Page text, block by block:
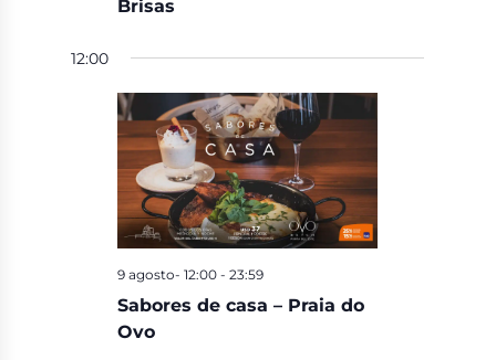
Brisas
12:00
9 agosto- 12:00 -23:59
Sabores de casa – Praia do
Ovo